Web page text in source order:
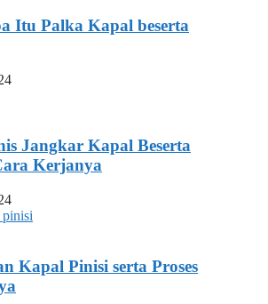
Itu Palka Kapal beserta
Jangkar Kapal Beserta
Kerjanya
Kapal Pinisi serta Proses